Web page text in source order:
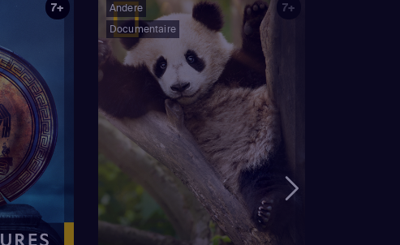
7+
Andere
Documentaire
7+